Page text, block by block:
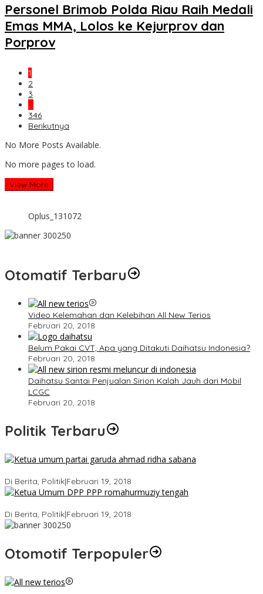
Personel Brimob Polda Riau Raih Medali
Emas MMA, Lolos ke Kejurprov dan
Porprov
1
2
3
…
346
Berikutnya
No More Posts Available.
No more pages to load.
View More
Oplus_131072
Otomatif Terbaru
Video Kelemahan dan Kelebihan All New Terios
Februari 20, 2018
Belum Pakai CVT, Apa yang Ditakuti Daihatsu Indonesia?
Februari 20, 2018
Daihatsu Santai Penjualan Sirion Kalah Jauh dari Mobil
LCGC
Februari 20, 2018
Politik Terbaru
Di Berita, Politik|Februari 19, 2018
Di Berita, Politik|Februari 19, 2018
Otomotif Terpopuler